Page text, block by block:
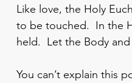
Like love, the Holy
to be touched.  In the
held.  Let the Body
You can’t explain this